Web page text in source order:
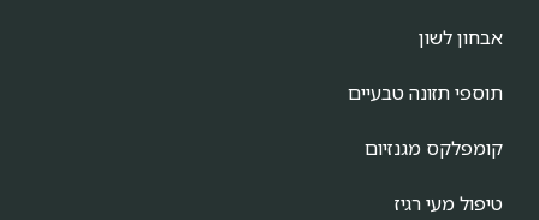
אבחון לשון
תוספי תזונה טבעיים
קומפלקס מגנזיום
טיפול מעי רגיז